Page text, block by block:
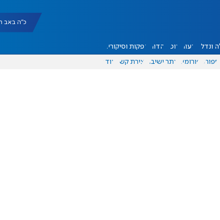
כ"ה באב תשפ"ו
ונדל"ן דעות אוכל יהדות הפקות וסיקורים
ספורט פורומים אתר ישיבה יצירת קשר עוד